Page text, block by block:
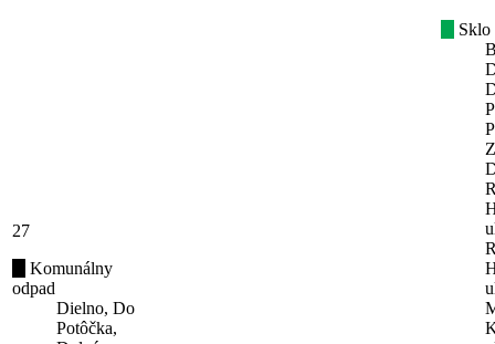
27
Komunálny
odpad
Dielno, Do
Potôčka,
Sklo